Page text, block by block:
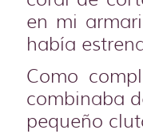
en mi
había
Como
combinaba
pequeño